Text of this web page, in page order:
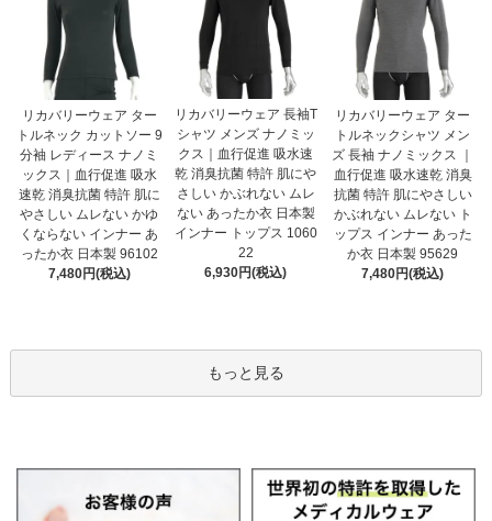
リカバリーウェア ター
トルネック カットソー 9
分袖 レディース ナノミ
ックス｜血行促進 吸水
速乾 消臭抗菌 特許 肌に
やさしい ムレない かゆ
くならない インナー あ
ったか衣 日本製 96102
7,480円(税込)
リカバリーウェア 長袖T
シャツ メンズ ナノミッ
クス｜血行促進 吸水速
乾 消臭抗菌 特許 肌にや
さしい かぶれない ムレ
ない あったか衣 日本製
インナー トップス 1060
22
6,930円(税込)
リカバリーウェア ター
トルネックシャツ メン
ズ 長袖 ナノミックス ｜
血行促進 吸水速乾 消臭
抗菌 特許 肌にやさしい
かぶれない ムレない ト
ップス インナー あった
か衣 日本製 95629
7,480円(税込)
もっと見る